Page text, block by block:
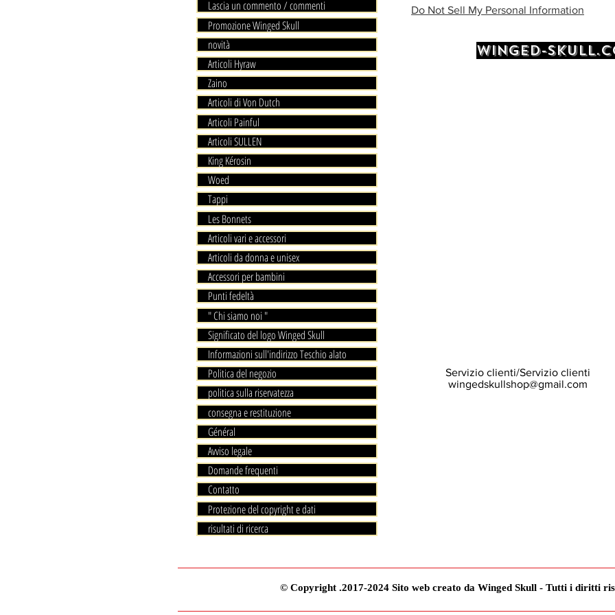
Lascia un commento / commenti
Promozione Winged Skull
novità
Articoli Hyraw
Zaino
Articoli di Von Dutch
Articoli Painful
Articoli SULLEN
King Kérosin
Woed
Tappi
Les Bonnets
Articoli vari e accessori
Articoli da donna e unisex
Accessori per bambini
Punti fedeltà
" Chi siamo noi "
Significato del logo Winged Skull
Informazioni sull'indirizzo Teschio alato
Politica del negozio
politica sulla riservatezza
consegna e restituzione
Général
Avviso legale
Domande frequenti
Contatto
Protezione del copyright e dati
risultati di ricerca
Do Not Sell My Personal Information
WINGED-
Servizio clienti/Servizio clienti
wingedskullshop@gmail.com
© Copyright .2017-2024 Sito web creato da Winged Skull - Tutti i diritti